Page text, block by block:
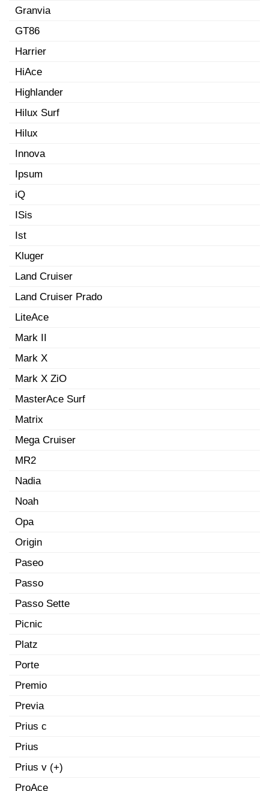
Granvia
GT86
Harrier
HiAce
Highlander
Hilux Surf
Hilux
Innova
Ipsum
iQ
ISis
Ist
Kluger
Land Cruiser
Land Cruiser Prado
LiteAce
Mark II
Mark X
Mark X ZiO
MasterAce Surf
Matrix
Mega Cruiser
MR2
Nadia
Noah
Opa
Origin
Paseo
Passo
Passo Sette
Picnic
Platz
Porte
Premio
Previa
Prius c
Prius
Prius v (+)
ProAce